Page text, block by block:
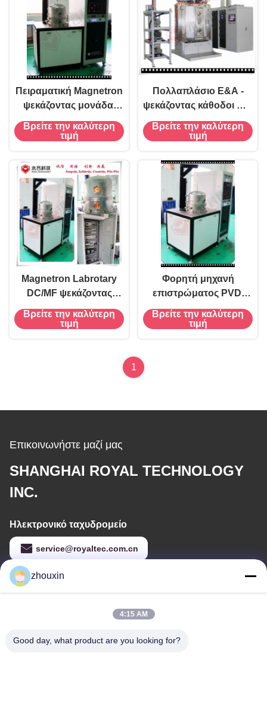
Πειραματική Magnetron
ψεκάζοντας μονάδα,
κάθετο φορητό μικρό
Magnetron μεγέθους
Βρείτε την καλύτερη
τιμή
Πολλαπλάσιο Ε&Α -
ψεκάζοντας κάθοδοι MF/
συνεχούς ρεύματος
εξοπλισμού κενού
λειτουργιών, με τη
γραμμική ιονική
συσκευή πηγής
Βρείτε την καλύτερη
τιμή
Magnetron Labrotary
DC/MF ψεκάζοντας
σύστημα απόθεσης,
Ε&Α φορητό σύστημα
Βρείτε την καλύτερη
τιμή
Φορητή μηχανή
επιστρώματος PVD,
Magnetron ψεκάζοντας
μονάδα για την Ε&Α
Βρείτε την καλύτερη
τιμή
1
Επικοινωνήστε μαζί μας
SHANGHAI ROYAL TECHNOLOGY
INC.
Ηλεκτρονικό ταχυδρομείο
service@royaltec.com.cn
Η διεύθυνσή μας
SONGWEI, SHANG HAI, ΚΊΝΑ 201613
zhouxin
4:15 AM
Good day, what product are you looking for?